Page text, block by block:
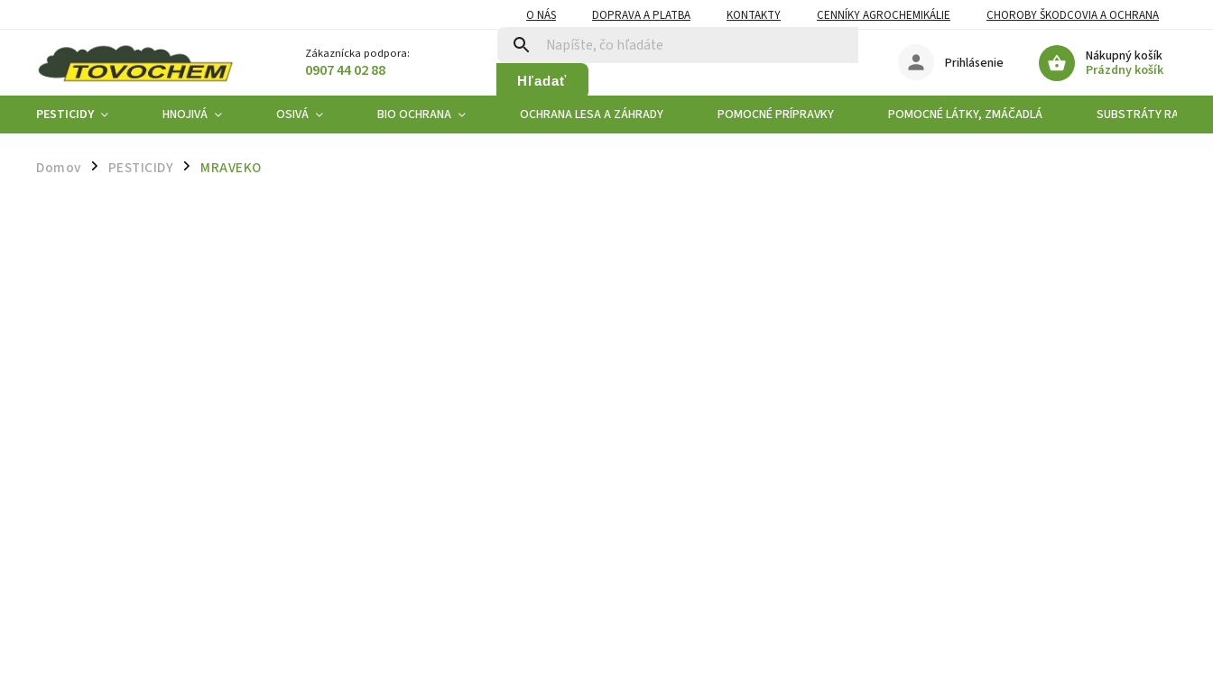
O NÁS DOPRAVA A PLATBA KONTAKTY CENNÍKY AGROCHEMIKÁLIE CHOROBY ŠKODCOVIA A OCHRANA
Zákaznícka podpora:
0907 44 02 88 Hľadať
Nákupný košík
Prázdny košík
Prihlásenie
PESTICIDY HNOJIVÁ OSIVÁ BIO OCHRANA OCHRANA LESA A ZÁHRADY POMOCNÉ PRÍPRAVKY POMOCNÉ LÁTKY, ZMÁČADLÁ SUBSTRÁTY
Domov / PESTICIDY / MRAVEKO